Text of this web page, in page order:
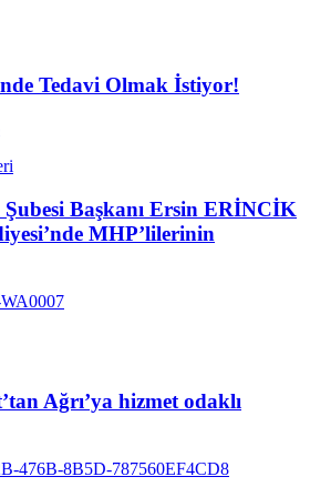
Tedavi Olmak İstiyor!
Başkanı Ersin ERİNCİK
MHP’lilerinin
Ağrı’ya hizmet odaklı